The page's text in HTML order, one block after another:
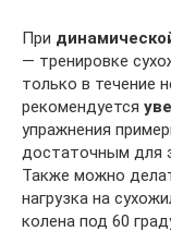
При
— тренировке
только в течение
рекомендуется
упражнения
достаточным для
Также можно
нагрузка на
колена под 60